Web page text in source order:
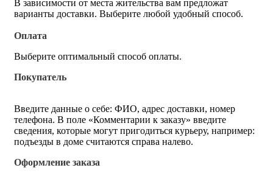
В зависимости от места жительства вам предложат
варианты доставки. Выберите любой удобный способ.
Оплата
Выберите оптимальный способ оплаты.
Покупатель
Введите данные о себе: ФИО, адрес доставки, номер
телефона. В поле «Комментарии к заказу» введите
сведения, которые могут пригодиться курьеру, например:
подъезды в доме считаются справа налево.
Оформление заказа